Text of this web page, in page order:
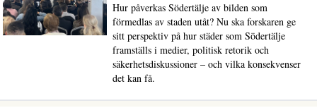
Hur påverkas Södertälje av bilden som
förmedlas av staden utåt? Nu ska forskaren ge
sitt perspektiv på hur städer som Södertälje
framställs i medier, politisk retorik och
säkerhetsdiskussioner – och vilka konsekvenser
det kan få.